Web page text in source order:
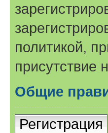
политикой,
присутствие
Общие
Регистрация